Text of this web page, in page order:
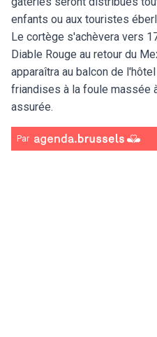
enfants ou aux touristes
Le cortège s'achèvera vers
Diable Rouge au retour du
apparaîtra au balcon de
friandises à la foule massée
assurée.
Par